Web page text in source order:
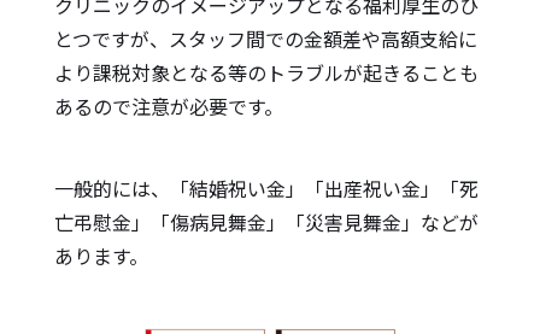
とつですが、スタッフ間での金額差や高額支給に
より課税対象となる等のトラブルが起きることも
あるので注意が必要です。
一般的には、「結婚祝い金」「出産祝い金」「死
亡弔慰金」「傷病見舞金」「災害見舞金」などが
あります。